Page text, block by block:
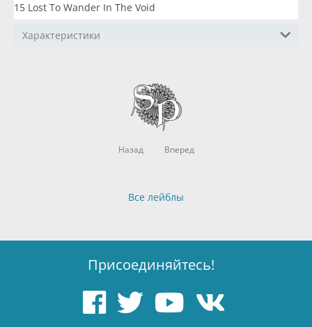
15 Lost To Wander In The Void
Характеристики
Назад Вперед
Все лейблы
Присоединяйтесь!